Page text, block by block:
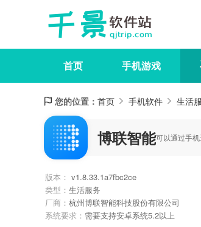
首页 手机游戏
您的位置： 首页 手机软件 生活
博联智能可以通过手
版本： v1.8.33.1a7fbc2ce
类型： 生活服务
厂商： 杭州博联智能科技股份有限公司
系统要求： 需要支持安卓系统5.2以上